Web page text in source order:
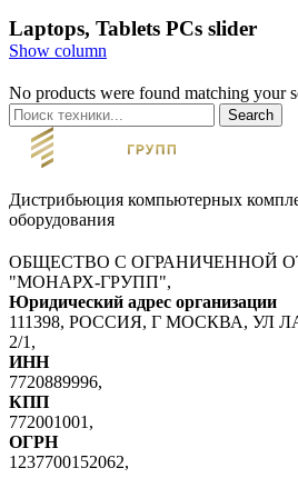
Laptops, Tablets PCs slider
Show column
No products were found matching your
Search
Дистрибьюция компьютерных
оборудования
ОБЩЕСТВО С ОГРАНИЧЕННОЙ
"МОНАРХ-ГРУПП",
Юридический адрес организации
111398, РОССИЯ, Г МОСКВА, УЛ
2/1,
ИНН
7720889996,
КПП
772001001,
ОГРН
1237700152062,